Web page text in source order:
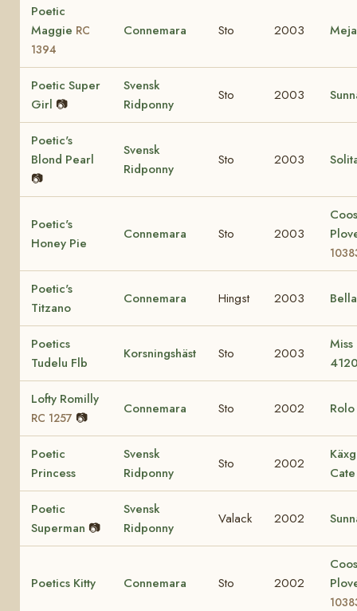
Poetic
Maggie RC
1394
Connemara Sto 2003
Poetic Super
Girl 📷
Svensk
Ridponny
Sto 2003
Poetic's
Blond Pearl
📷
Svensk
Ridponny
Sto 2003
Poetic's
Honey Pie
Connemara Sto 2003
Poetic's
Titzano
Connemara Hingst 2003
Poetics
Tudelu Flb
Korsningshäst Sto 2003
Miss
Lofty Romilly
RC 1257 📷
Connemara Sto 2002 Rolo
Poetic
Princess
Svensk
Ridponny
Sto 2002
Cate
Poetic
Superman 📷
Svensk
Ridponny
Valack 2002
Poetics Kitty Connemara Sto 2002